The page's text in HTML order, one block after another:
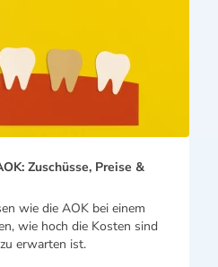
Zuschüsse, Preise &
wie die AOK bei einem
wie hoch die Kosten sind
erwarten ist.